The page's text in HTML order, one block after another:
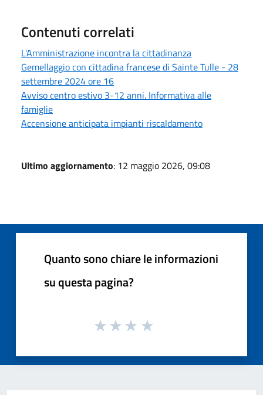
Contenuti correlati
L'Amministrazione incontra la cittadinanza
Gemellaggio con cittadina francese di Sainte Tulle - 28
settembre 2024 ore 16
Avviso centro estivo 3-12 anni. Informativa alle
famiglie
Accensione anticipata impianti riscaldamento
Ultimo aggiornamento: 12 maggio 2026, 09:08
Quanto sono chiare le informazioni
su questa pagina?